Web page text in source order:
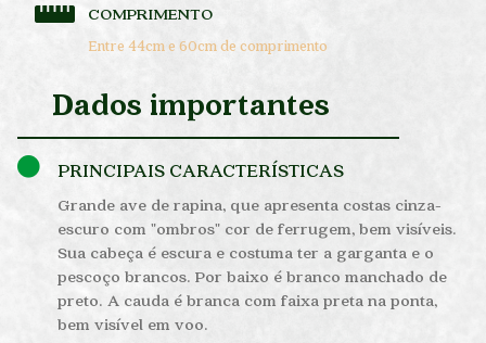
COMPRIMENTO
Entre 44cm e 60cm de comprimento
Dados importantes
PRINCIPAIS CARACTERÍSTICAS
Grande ave de rapina, que apresenta costas cinza-
escuro com "ombros" cor de ferrugem, bem visíveis.
Sua cabeça é escura e costuma ter a garganta e o
pescoço brancos. Por baixo é branco manchado de
preto. A cauda é branca com faixa preta na ponta,
bem visível em voo.